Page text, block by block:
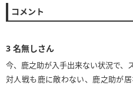
コメント
3 名無しさん
今、鹿之助が入手出来ない状況で、
対人戦も鹿に敵わない、鹿之助が